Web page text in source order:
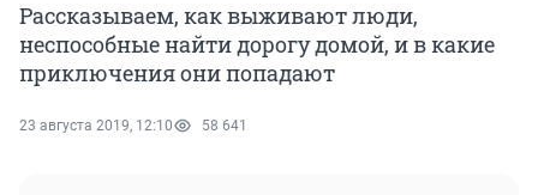
Рассказываем, как выживают люди,
неспособные найти дорогу домой, и в какие
приключения они попадают
23 августа 2019, 12:10 58 641